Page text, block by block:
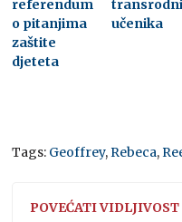
referendum
o pitanjima
zaštite
djeteta
učenika
Tags: Geoffrey,Rebeca,
POVEĆATI VIDLJIVOST